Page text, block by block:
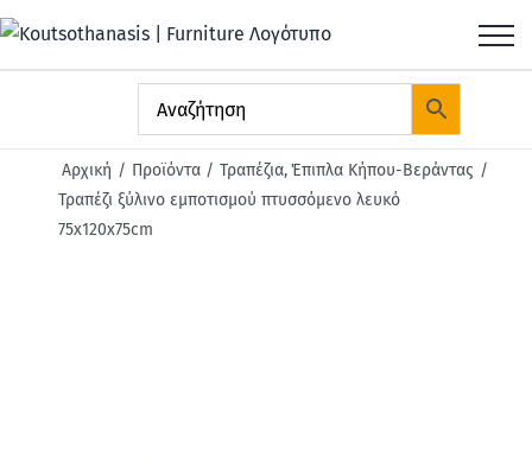
Μετάβαση
στο
Αρχική Προϊόντα Τραπέζια Έπιπλα Κήπου-Βεράντας
Τραπέζι ξύλινο εμποτισμού πτυσσόμενο λευκό
75x120x75cm